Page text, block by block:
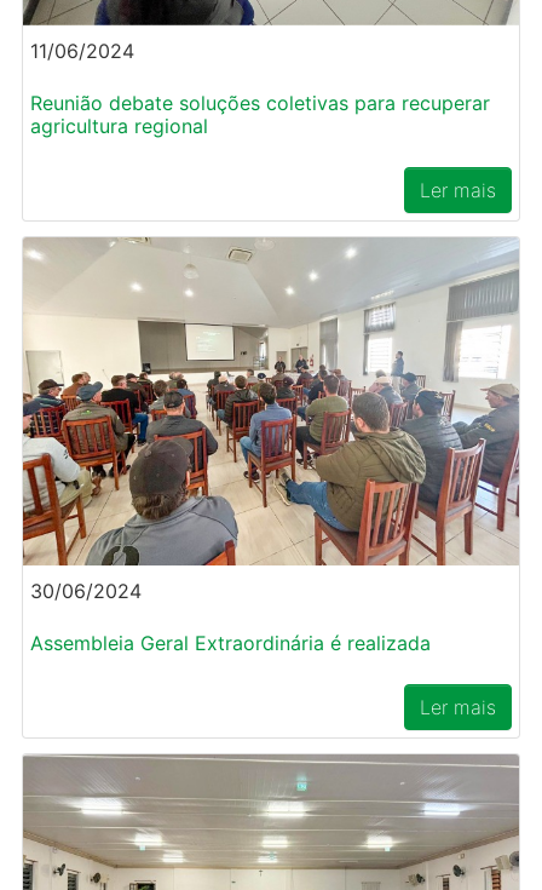
11/06/2024
Reunião debate soluções coletivas para recuperar
agricultura regional
Ler mais
30/06/2024
Assembleia Geral Extraordinária é realizada
Ler mais